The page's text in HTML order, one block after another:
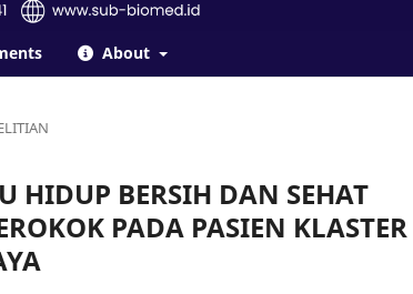
About
HIDUP BERSIH DAN SEHAT
PADA PASIEN